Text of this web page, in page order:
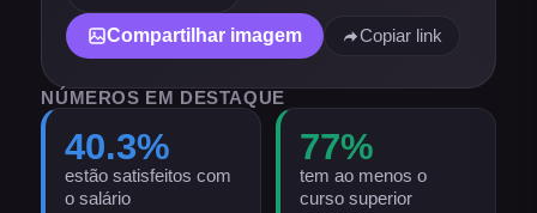
Compartilhar imagem Copiar link
NÚMEROS EM DESTAQUE
40.3%
estão satisfeitos com
o salário
77%
tem ao menos o
curso superior